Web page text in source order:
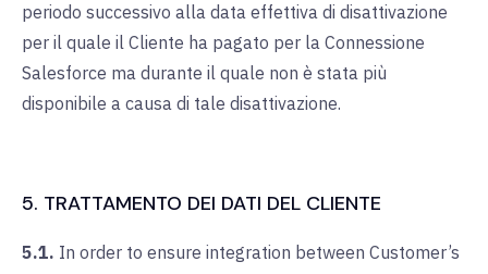
periodo successivo alla data effettiva di disattivazione
per il quale il Cliente ha pagato per la Connessione
Salesforce ma durante il quale non è stata più
disponibile a causa di tale disattivazione.
5. TRATTAMENTO DEI DATI DEL CLIENTE
5.1. In order to ensure integration between Customer’s